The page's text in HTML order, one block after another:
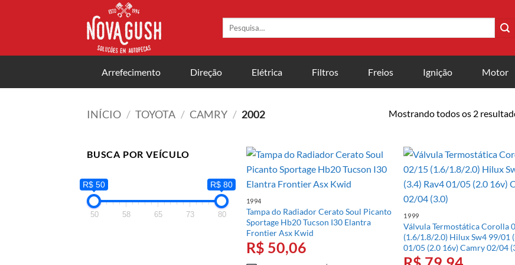
Pesquisar
Arrefecimento Direção Elétrica Filtros Freios Ignição Motor
INÍCIO / TOYOTA / CAMRY / 2002 Mostrando todos os 2
BUSCA POR VEÍCULO
R$ 50 R$ 80
50 58 65 73 80
1994
Tampa do Radiador Cerato Soul Picanto
Sportage Hb20 Tucson I30 Elantra
Frontier Asx Kwid
R$ 50,06
1999
Válvula Termostática Corolla
(1.6/1.8/2.0) Hilux Sw4 99/01
01/05 (2.0 16v) Camry 02/04